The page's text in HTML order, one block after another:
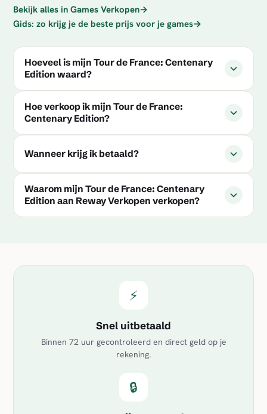
Bekijk alles in Games Verkopen→
Gids: zo krijg je de beste prijs voor je games→
Hoeveel is mijn Tour de France: Centenary
Edition waard?
Hoe verkoop ik mijn Tour de France:
Centenary Edition?
Wanneer krijg ik betaald?
Waarom mijn Tour de France: Centenary
Edition aan Reway Verkopen verkopen?
⚡
Snel uitbetaald
Binnen 72 uur gecontroleerd en direct geld op je
rekening.
🔒